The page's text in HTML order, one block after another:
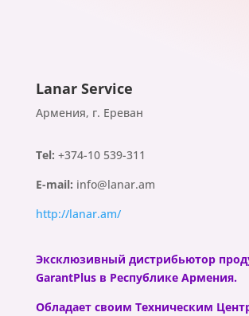
Lanar Service
Армения, г. Ереван
Tel: +374-10 539-311
E-mail: info@lanar.am
http://lanar.am/
Эксклюзивный дистрибьютор
GarantPlus в Республике Армения.
Обладает своим Техническим